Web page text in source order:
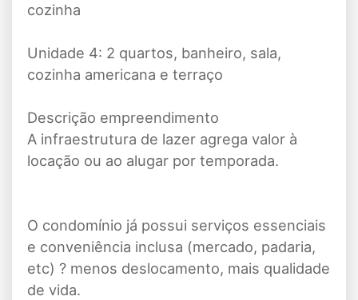
cozinha
Unidade 4: 2 quartos, banheiro, sala,
cozinha americana e terraço
Descrição empreendimento
A infraestrutura de lazer agrega valor à
locação ou ao alugar por temporada.
O condomínio já possui serviços essenciais
e conveniência inclusa (mercado, padaria,
etc) ? menos deslocamento, mais qualidade
de vida.